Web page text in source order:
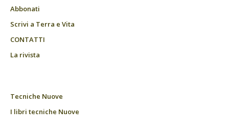
Abbonati
Scrivi a Terra e Vita
CONTATTI
La rivista
Tecniche Nuove
I libri tecniche Nuove